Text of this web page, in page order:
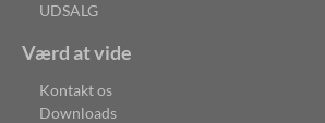
UDSALG
Værd at vide
Kontakt os
Downloads